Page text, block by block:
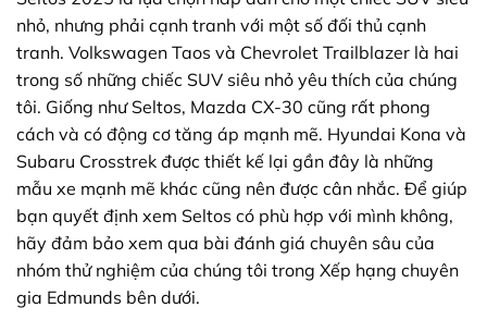
nhỏ, nhưng phải cạnh tranh với một số đối thủ cạnh
tranh. Volkswagen Taos và Chevrolet Trailblazer là hai
trong số những chiếc SUV siêu nhỏ yêu thích của chúng
tôi. Giống như Seltos, Mazda CX-30 cũng rất phong
cách và có động cơ tăng áp mạnh mẽ. Hyundai Kona và
Subaru Crosstrek được thiết kế lại gần đây là những
mẫu xe mạnh mẽ khác cũng nên được cân nhắc. Để giúp
bạn quyết định xem Seltos có phù hợp với mình không,
hãy đảm bảo xem qua bài đánh giá chuyên sâu của
nhóm thử nghiệm của chúng tôi trong Xếp hạng chuyên
gia Edmunds bên dưới.